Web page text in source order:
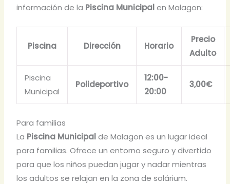
información de la Piscina Municipalen Malagon:
Piscina Dirección Horario
Precio
Adulto
Piscina
Municipal
Polideportivo
12:00-
20:00
3,00€
Para familias
La Piscina Municipal de Malagon es un lugar ideal
para familias. Ofrece un entorno seguro y divertido
para que los niños puedan jugar y nadar mientras
los adultos se relajan en la zona de solárium.